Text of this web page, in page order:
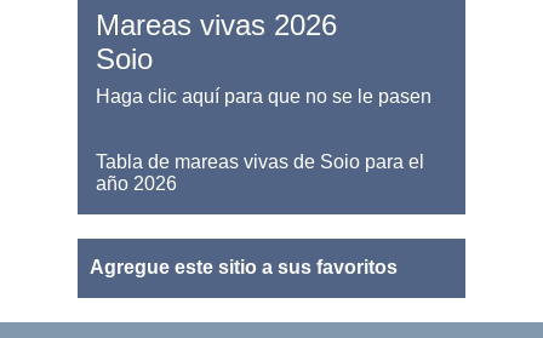
Mareas vivas 2026
Soio
Haga clic aquí para que no se le pasen
Tabla de mareas vivas de Soio para el
año 2026
Agregue este sitio a sus favoritos